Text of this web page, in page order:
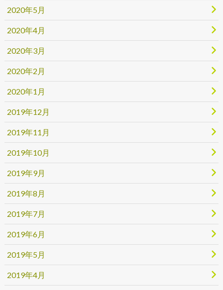
2020年5月
2020年4月
2020年3月
2020年2月
2020年1月
2019年12月
2019年11月
2019年10月
2019年9月
2019年8月
2019年7月
2019年6月
2019年5月
2019年4月